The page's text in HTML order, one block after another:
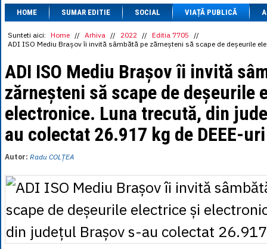
1 CAD= 3.1559
1 CHF= 5.2813
1 CZK= 0.1993
1 EGP = 0.0860
1 HUF= 1.2223
1 INR= 0.0513
1 JPY= 3.0556
1 KRW= 0.3047
1 MDL= 0.2538
1 MXN= 0.2227
1 NOK= 0.4191
1 RSD= 0.0425
1 RUB = 0.0530
1 SEK= 0.4526
1 TRY = 0.1141
1 UAH = 0.1048
1 XDR= 5.9383
1 ZAR= 0.2318
HOME SUMAR EDITIE SOCIAL VIAȚĂ PUBLICĂ
Sunteti aici: Home // Arhiva // 2022 // Editia 7705 //
ADI ISO Mediu Brașov îi invită sâmbătă pe zărneșteni să scape de deșeurile
ADI ISO Mediu Brașov îi invită
zărneșteni să scape de deșeurile
electronice. Luna trecută, din
au colectat 26.917 kg de DEEE-uri
Autor: Radu COLȚEA